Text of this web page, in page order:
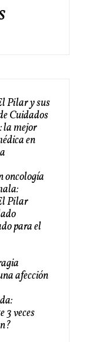
Pilar y sus
Cuidados
la mejor
en
oncología
Pilar
para el
afección
3 veces